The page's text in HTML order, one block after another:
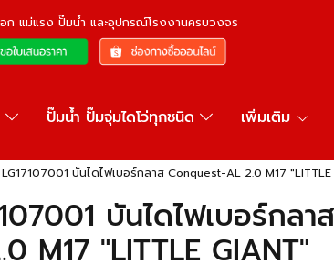
ก แม่แรง ปั๊มน้ำ และอุปกรณ์โรงงานครบวงจร
ปั๊มน้ำ ปั๊มจุ่มไดโว่ทุกชนิด เพิ่มเติม
LG17107001 บันไดไฟเบอร์กลาส Conquest-AL 2.0 M17 "LITTLE
บันไดไฟเบอร์กล
M17 "LITTLE GIANT"